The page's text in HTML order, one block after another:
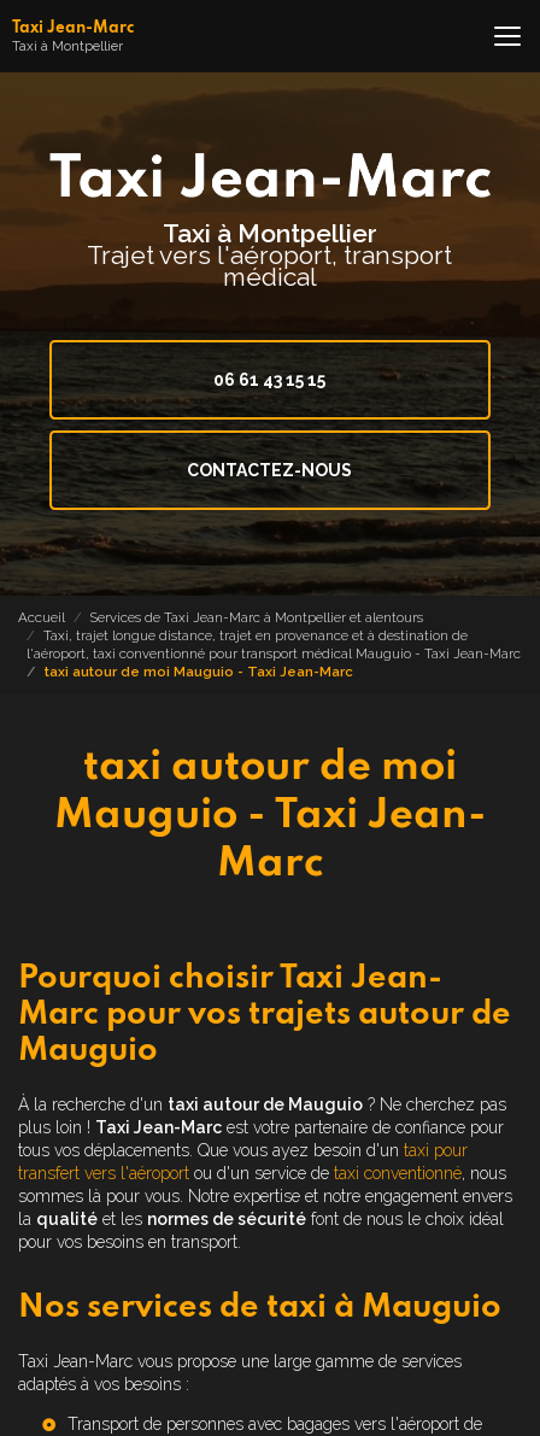
au
contenu
Taxi Jean-Marc
Taxi à Montpellier
Taxi à Montpellier
Trajet vers l'aéroport, transport
médical
06 61 43 15 15
CONTACTEZ-NOUS
Accueil
Services de Taxi Jean-Marc à Montpellier et alentours
Taxi, trajet longue distance, trajet en provenance et à destination de
l'aéroport, taxi conventionné pour transport médical Mauguio - Taxi Jean-Marc
taxi autour de moi Mauguio - Taxi Jean-Marc
taxi autour de moi
Mauguio - Taxi Jean-
Marc
Pourquoi choisir Taxi Jean-
Marc pour vos trajets autour de
Mauguio
À la recherche d'un taxi autour de Mauguio ? Ne cherchez pas
plus loin ! Taxi Jean-Marc est votre partenaire de confiance pour
tous vos déplacements. Que vous ayez besoin d'un taxi pour
transfert vers l'aéroport ou d'un service de taxi conventionné, nous
sommes là pour vous. Notre expertise et notre engagement envers
la qualité et les normes de sécurité font de nous le choix idéal
pour vos besoins en transport.
Nos services de taxi à Mauguio
Taxi Jean-Marc vous propose une large gamme de services
adaptés à vos besoins :
Transport de personnes avec bagages vers l'aéroport de